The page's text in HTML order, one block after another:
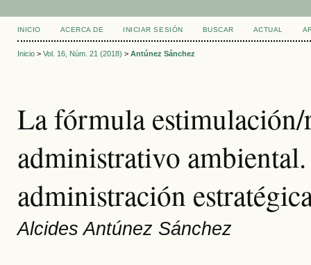
INICIO ACERCA DE INICIAR SESIÓN BUSCAR ACTUAL
Inicio> Vol. 16, Núm. 21 (2018) > Antúnez Sánchez
La fórmula estimulación/
administrativo
administración
Alcides Antúnez Sánchez